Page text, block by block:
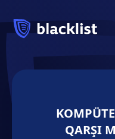
QARŞI